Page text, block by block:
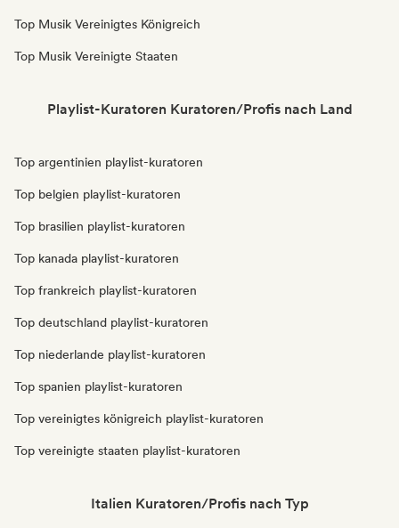
Top Musik Vereinigtes Königreich
Top Musik Vereinigte Staaten
Playlist-Kuratoren Kuratoren/Profis nach Land
Top argentinien playlist-kuratoren
Top belgien playlist-kuratoren
Top brasilien playlist-kuratoren
Top kanada playlist-kuratoren
Top frankreich playlist-kuratoren
Top deutschland playlist-kuratoren
Top niederlande playlist-kuratoren
Top spanien playlist-kuratoren
Top vereinigtes königreich playlist-kuratoren
Top vereinigte staaten playlist-kuratoren
Italien Kuratoren/Profis nach Typ